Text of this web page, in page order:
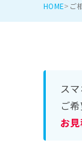
HOME ご
ス
ご
お